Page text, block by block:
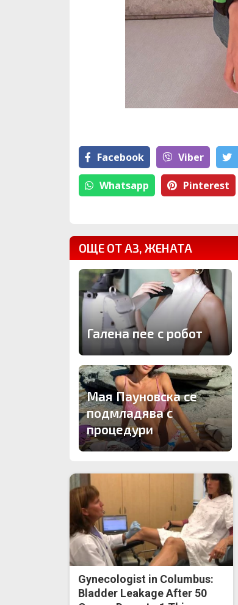
Facebook Viber
Whatsapp Pinterest
ОЩЕ ОТ АЗ, ЖЕНАТА
Галена пее с робот
Мая Пауновска се
подмладява с
процедури
Gynecologist in Columbus:
Bladder Leakage After 50